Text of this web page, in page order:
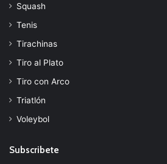
Squash
Tenis
Tirachinas
Tiro al Plato
Tiro con Arco
Triatlón
Voleybol
Subscribete